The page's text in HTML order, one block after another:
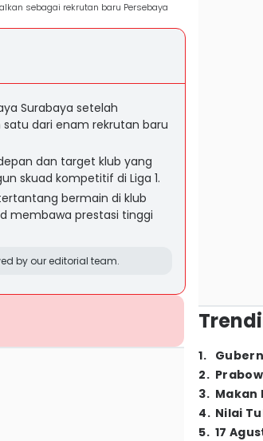
sebagai rekrutan baru Persebaya
Surabaya setelah
satu dari enam rekrutan baru
dan target klub yang
skuad kompetitif di Liga 1.
bermain di klub
membawa prestasi tinggi
by our editorial team.
1.
2.
3. Makan
4. Nilai
5. 17